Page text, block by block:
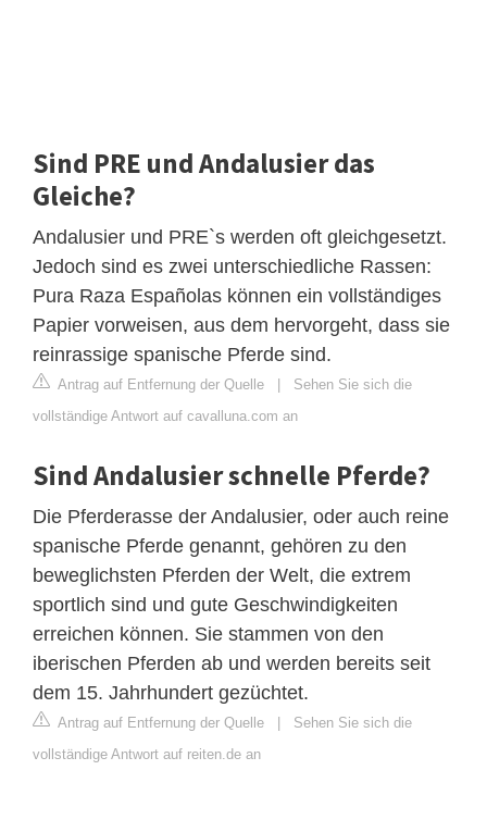
Sind PRE und Andalusier das
Gleiche?
Andalusier und PRE`s werden oft gleichgesetzt.
Jedoch sind es zwei unterschiedliche Rassen:
Pura Raza Españolas können ein vollständiges
Papier vorweisen, aus dem hervorgeht, dass sie
reinrassige spanische Pferde sind.
Antrag auf Entfernung der Quelle
Sehen Sie sich die
vollständige Antwort auf cavalluna.com an
Sind Andalusier schnelle Pferde?
Die Pferderasse der Andalusier, oder auch reine
spanische Pferde genannt, gehören zu den
beweglichsten Pferden der Welt, die extrem
sportlich sind und gute Geschwindigkeiten
erreichen können. Sie stammen von den
iberischen Pferden ab und werden bereits seit
dem 15. Jahrhundert gezüchtet.
Antrag auf Entfernung der Quelle
Sehen Sie sich die
vollständige Antwort auf reiten.de an